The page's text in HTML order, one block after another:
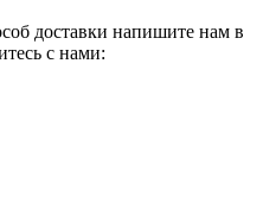
доставки напишите нам в
с нами: